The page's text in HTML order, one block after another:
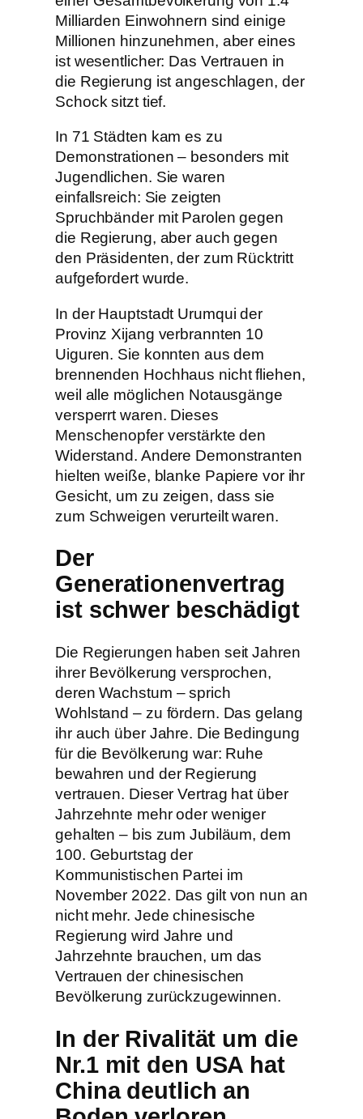
Milliarden Einwohnern sind einige
Millionen hinzunehmen, aber eines
ist wesentlicher: Das Vertrauen in
die Regierung ist angeschlagen, der
Schock sitzt tief.
In 71 Städten kam es zu
Demonstrationen – besonders mit
Jugendlichen. Sie waren
einfallsreich: Sie zeigten
Spruchbänder mit Parolen gegen
die Regierung, aber auch gegen
den Präsidenten, der zum Rücktritt
aufgefordert wurde.
In der Hauptstadt Urumqui der
Provinz Xijang verbrannten 10
Uiguren. Sie konnten aus dem
brennenden Hochhaus nicht fliehen,
weil alle möglichen Notausgänge
versperrt waren. Dieses
Menschenopfer verstärkte den
Widerstand. Andere Demonstranten
hielten weiße, blanke Papiere vor ihr
Gesicht, um zu zeigen, dass sie
zum Schweigen verurteilt waren.
Der
Generationenvertrag
ist schwer beschädigt
Die Regierungen haben seit Jahren
ihrer Bevölkerung versprochen,
deren Wachstum – sprich
Wohlstand – zu fördern. Das gelang
ihr auch über Jahre. Die Bedingung
für die Bevölkerung war: Ruhe
bewahren und der Regierung
vertrauen. Dieser Vertrag hat über
Jahrzehnte mehr oder weniger
gehalten – bis zum Jubiläum, dem
100. Geburtstag der
Kommunistischen Partei im
November 2022. Das gilt von nun an
nicht mehr. Jede chinesische
Regierung wird Jahre und
Jahrzehnte brauchen, um das
Vertrauen der chinesischen
Bevölkerung zurückzugewinnen.
In der Rivalität um die
Nr.1 mit den USA hat
China deutlich an